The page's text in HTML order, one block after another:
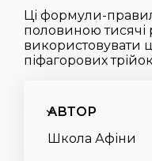
Ці формули-
половиною тисячі
використовувати
піфагорових
АВТОР
Школа Афіни